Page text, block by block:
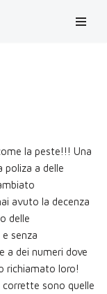
la peste!!! Una
poliza a delle
avuto la decenza
delle
senza
a dei numeri dove
richiamato loro!
sono quelle